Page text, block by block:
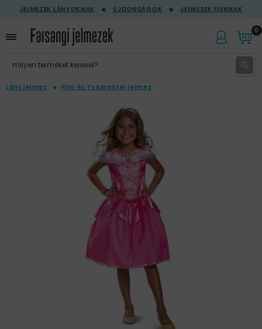
JELMEZEK LÁNYOKNAK ÚJDONSÁGOK JELMEZEK FIÚKNAK
0
Lány jelmez Film és Tv karakter jelmez